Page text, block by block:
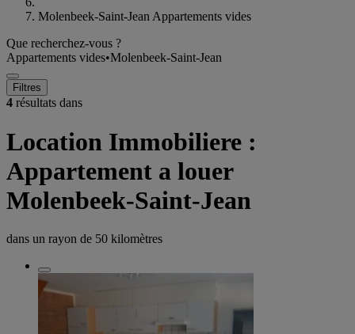
Molenbeek-Saint-Jean Appartements vides
Que recherchez-vous ?
Appartements vides•Molenbeek-Saint-Jean
Filtres
4 résultats dans
Location Immobiliere :
Appartement a louer
Molenbeek-Saint-Jean
dans un rayon de 50 kilomètres